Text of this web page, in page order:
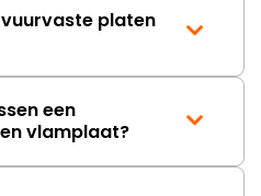
platen
een
vlamplaat?